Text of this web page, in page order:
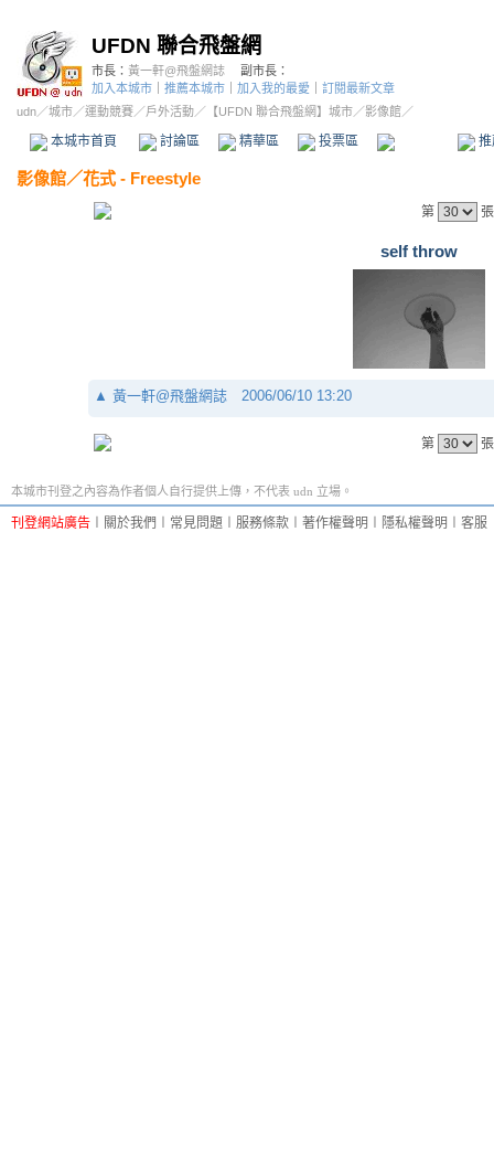
UFDN 聯合飛盤網
市長： 黃一軒@飛盤網誌
副市長：
加入本城市
推薦本城市 加入我的最愛
訂閱最新文章
udn／城市／運動競賽／戶外活動／ 【UFDN 聯合飛盤網】城市／影像館／
本城市首頁 討論區 精華區 投票區 影像館
影像館／花式 - Freestyle
第
self throw
▲ 黃一軒@飛盤網誌 2006/06/10 13:20
第
本城市刊登之內容為作者個人自行提供上傳，不代表 udn 立場。
刊登網站廣告 關於我們 常見問題 服務條款 著作權聲明 隱私權聲明 客服